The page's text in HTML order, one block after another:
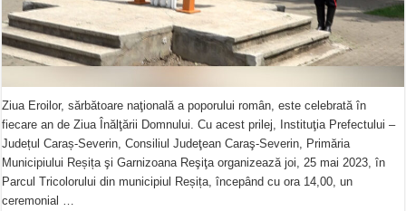
Ziua Eroilor, sărbătoare naţională a poporului român, este celebrată în
fiecare an de Ziua Înălţării Domnului. Cu acest prilej, Instituţia Prefectului –
Județul Caraș-Severin, Consiliul Judeţean Caraş-Severin, Primăria
Municipiului Reșița şi Garnizoana Reşiţa organizează joi, 25 mai 2023, în
Parcul Tricolorului din municipiul Reșița, începând cu ora 14,00, un
ceremonial …